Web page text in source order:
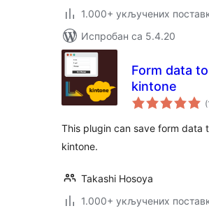
1.000+ укључених
Испробан са 5.4.20
Form data to
kintone
This plugin can save form data
kintone.
Takashi Hosoya
1.000+ укључених